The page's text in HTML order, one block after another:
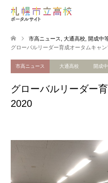
市高ニュース 大通高校, 開成中
グローバルリーダー育成オータムキャ
市高ニュース 大通高校 開成
グローバルリーダー
2020